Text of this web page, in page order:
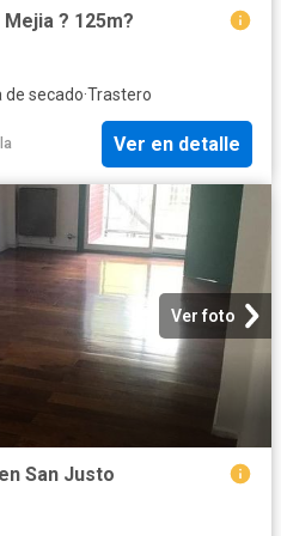
? 125m?
de secado·Trastero
Ver en detalle
Ver foto
San Justo